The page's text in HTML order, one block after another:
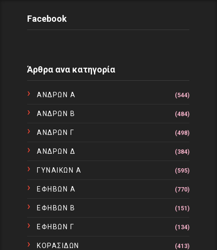
Facebook
Άρθρα ανα κατηγορία
ΑΝΔΡΩΝ Α (544)
ΑΝΔΡΩΝ Β (484)
ΑΝΔΡΩΝ Γ (498)
ΑΝΔΡΩΝ Δ (384)
ΓΥΝΑΙΚΩΝ Α (595)
ΕΦΗΒΩΝ Α (770)
ΕΦΗΒΩΝ Β (151)
ΕΦΗΒΩΝ Γ (134)
ΚΟΡΑΣΙΔΩΝ (413)